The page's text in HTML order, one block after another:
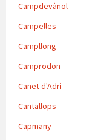
Campdevànol
Campelles
Campllong
Camprodon
Canet d'Adri
Cantallops
Capmany